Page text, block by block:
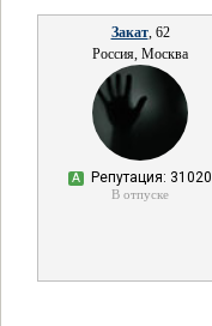
Закат, 62
Россия, Москва
А Репутация: 31020
В отпуске